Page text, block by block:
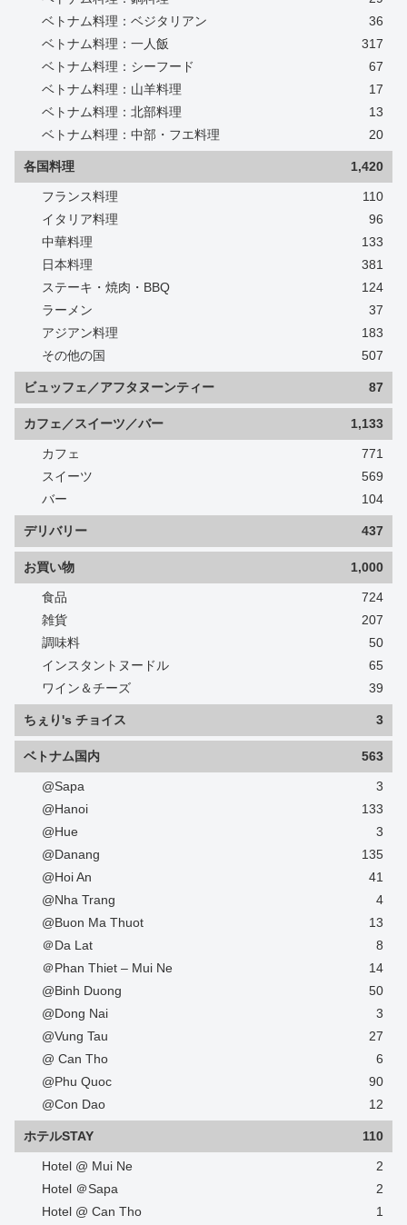
ベトナム料理：ベジタリアン
36
ベトナム料理：一人飯
317
ベトナム料理：シーフード
67
ベトナム料理：山羊料理
17
ベトナム料理：北部料理
13
ベトナム料理：中部・フエ料理
20
各国料理 1,420
フランス料理
110
イタリア料理
96
中華料理
133
日本料理
381
ステーキ・焼肉・BBQ
124
ラーメン
37
アジアン料理
183
その他の国
507
ビュッフェ／アフタヌーンティー 87
カフェ／スイーツ／バー 1,133
カフェ
771
スイーツ
569
バー
104
デリバリー 437
お買い物 1,000
食品
724
雑貨
207
調味料
50
インスタントヌードル
65
ワイン＆チーズ
39
ちぇり's チョイス 3
ベトナム国内 563
@Sapa
3
@Hanoi
133
@Hue
3
@Danang
135
@Hoi An
41
@Nha Trang
4
@Buon Ma Thuot
13
＠Da Lat
8
＠Phan Thiet – Mui Ne
14
@Binh Duong
50
@Dong Nai
3
@Vung Tau
27
@ Can Tho
6
@Phu Quoc
90
@Con Dao
12
ホテルSTAY 110
Hotel @ Mui Ne
2
Hotel ＠Sapa
2
Hotel @ Can Tho
1